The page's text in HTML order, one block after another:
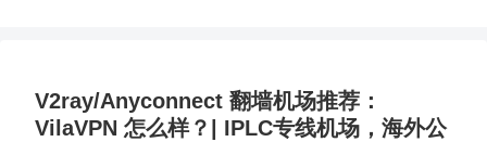
V2ray/Anyconnect 翻墙机场推荐：
VilaVPN 怎么样？| IPLC专线机场，海外公